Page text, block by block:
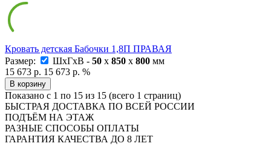
Кровать детская Бабочки 1,8П ПРАВАЯ
Размер:
ШxГxВ - 50 x 850 x 800 мм
15 673 р. 15 673 р. %
В корзину
Показано с 1 по 15 из 15 (всего 1 страниц)
БЫСТРАЯ ДОСТАВКА ПО ВСЕЙ РОССИИ
ПОДЪЁМ НА ЭТАЖ
РАЗНЫЕ СПОСОБЫ ОПЛАТЫ
ГАРАНТИЯ КАЧЕСТВА ДО 8 ЛЕТ